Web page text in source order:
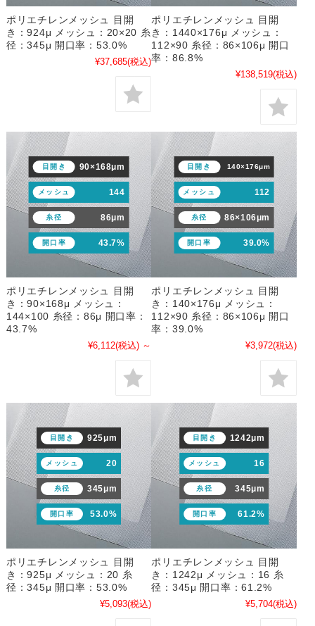
ポリエチレンメッシュ 目開
き：924μ メッシュ：20×20 糸
径：345μ 開口率：53.0%
¥37,685(税込)
ポリエチレンメッシュ 目開
き：1440×176μ メッシュ：
112×90 糸径：86×106μ 開口
率：86.8%
¥138,519(税込)
目開き 90×168μm
メッシュ 144
糸径 86μm
開口率 43.7%
ポリエチレンメッシュ 目開
き：90×168μ メッシュ：
144×100 糸径：86μ 開口率：
43.7%
¥6,112(税込) ～
目開き 140×176μm
メッシュ 112
糸径 86×106μm
開口率 39.0%
ポリエチレンメッシュ 目開
き：140×176μ メッシュ：
112×90 糸径：86×106μ 開口
率：39.0%
¥3,972(税込)
目開き 925μm
メッシュ 20
糸径 345μm
開口率 53.0%
ポリエチレンメッシュ 目開
き：925μ メッシュ：20 糸
径：345μ 開口率：53.0%
¥5,093(税込)
目開き 1242μm
メッシュ 16
糸径 345μm
開口率 61.2%
ポリエチレンメッシュ 目開
き：1242μ メッシュ：16 糸
径：345μ 開口率：61.2%
¥5,704(税込)